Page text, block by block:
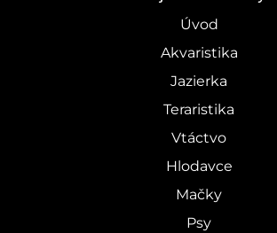
Úvod
Akvaristika
Jazierka
Teraristika
Vtáctvo
Hlodavce
Mačky
Psy